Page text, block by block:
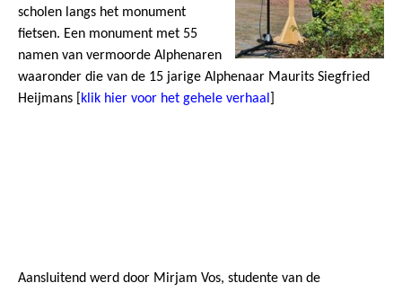
scholen langs het monument
fietsen. Een monument met 55
namen van vermoorde Alphenaren
waaronder die van de 15 jarige Alphenaar Maurits Siegfried
Heijmans [
klik hier voor het gehele verhaal
Aansluitend werd door Mirjam Vos, studente van de